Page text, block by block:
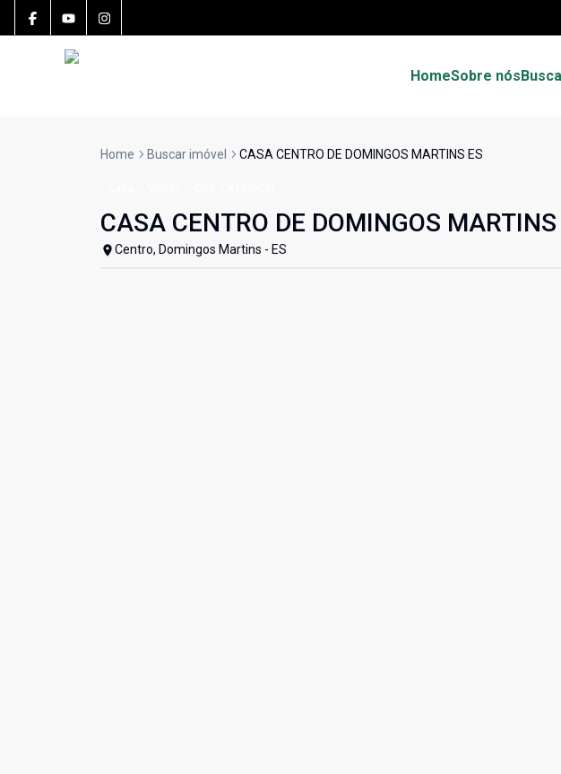
HomeSobre nós
Home Buscar imóvel CASA CENTRO DE DOMINGOS MARTINS ES
CASA CENTRO DE DOMINGOS MARTINS
Centro, Domingos Martins - ES